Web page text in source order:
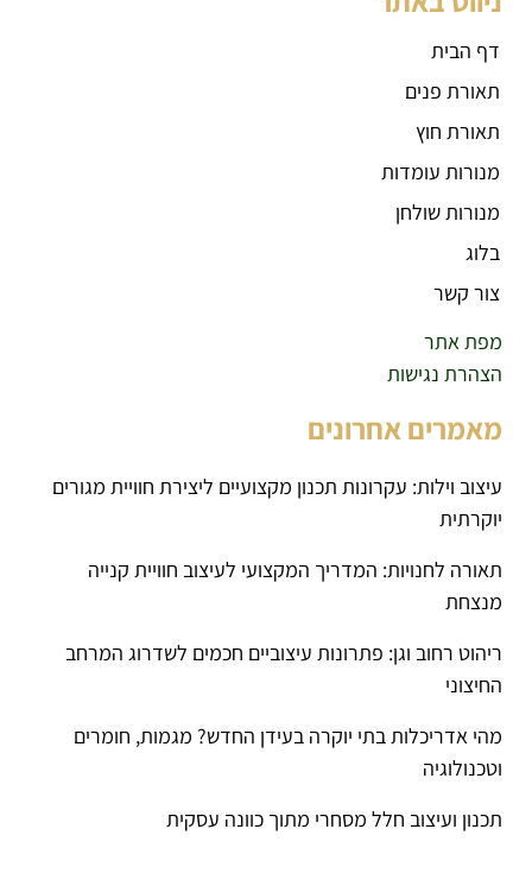
דף הבית
תאורת פנים
תאורת חוץ
מנורות עומדות
מנורות שולחן
בלוג
צור קשר
מפת אתר
הצהרת נגישות
מאמרים אחרונים
עיצוב וילות: עקרונות תכנון מקצועיים ליצירת חוויית מגורים
יוקרתית
תאורה לחנויות: המדריך המקצועי לעיצוב חוויית קנייה
מנצחת
ריהוט רחוב וגן: פתרונות עיצוביים חכמים לשדרוג המרחב
החיצוני
מהי אדריכלות בתי יוקרה בעידן החדש? מגמות, חומרים
וטכנולוגיה
תכנון ועיצוב חלל מסחרי מתוך כוונה עסקית